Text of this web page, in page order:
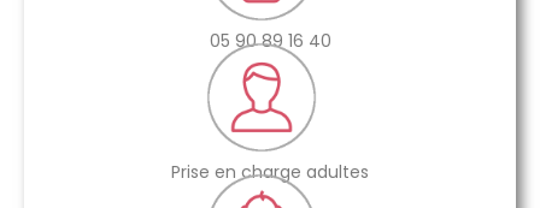
05 90 89 16 40
Prise en charge adultes